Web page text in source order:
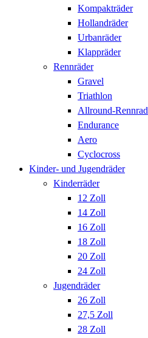
Kompakträder
Hollandräder
Urbanräder
Klappräder
Rennräder
Gravel
Triathlon
Allround-Rennrad
Endurance
Aero
Cyclocross
Kinder- und Jugendräder
Kinderräder
12 Zoll
14 Zoll
16 Zoll
18 Zoll
20 Zoll
24 Zoll
Jugendräder
26 Zoll
27,5 Zoll
28 Zoll